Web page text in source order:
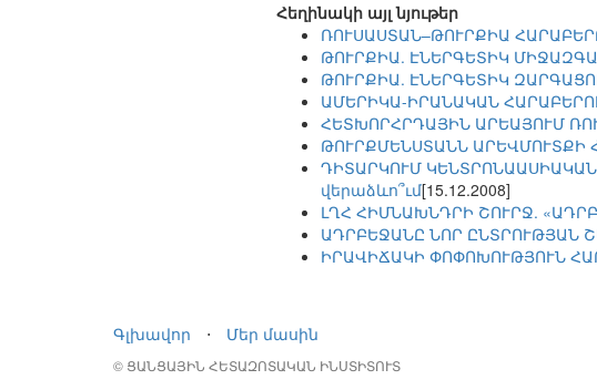
Հեղինակի այլ նյութեր
ՌՈՒՍԱՍՏԱՆ–ԹՈՒՐՔԻԱ
ԹՈՒՐՔԻԱ. ԷՆԵՐԳԵՏԻԿ
ԹՈՒՐՔԻԱ. ԷՆԵՐԳԵՏԻԿ
ԱՄԵՐԻԿԱ-ԻՐԱՆԱԿԱՆ
ՀԵՏԽՈՐՀՐԴԱՅԻՆ ԱՐԵԱՅՈՒՄ
ԹՈՒՐՔՄԵՆՍՏԱՆՆ ԱՐԵՎՄՈՒՏՔԻ
ԴԻՏԱՐԿՈՒՄ
վերաձևո՞ւմ[15.12.2008]
ԼՂՀ ՀԻՄՆԱԽՆԴՐԻ ՇՈՒՐՋ.
ԱԴՐԲԵՋԱՆԸ ՆՈՐ ԸՆՏՐՈՒԹՅԱՆ
ԻՐԱՎԻՃԱԿԻ ՓՈՓՈԽՈՒԹՅՈՒՆ
Գլխավոր ⋅ Մեր մասին
© ՑԱՆՑԱՅԻՆ ՀԵՏԱԶՈՏԱԿԱՆ ԻՆՍՏԻՏՈՒՏ